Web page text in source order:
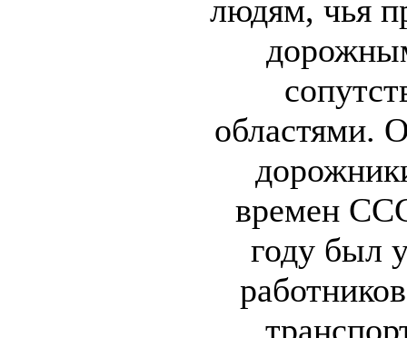
людям, чья
областями.
времен
году был